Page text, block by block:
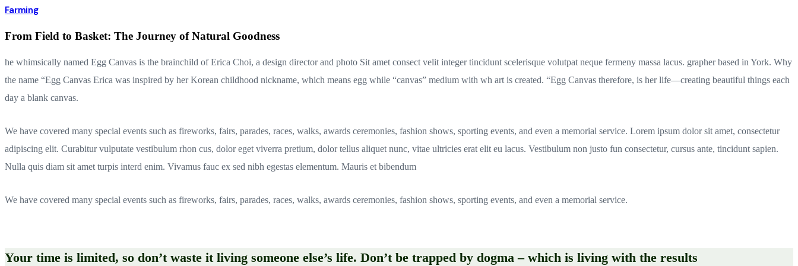
Farming
From Field to Basket: The Journey of Natural Goodness
he whimsically named Egg Canvas is the brainchild of Erica Choi, a design director and photo Sit amet consect velit integer tincidunt scelerisque volutpat neque fermeny massa lacus. grapher based in York. Why
the name “Egg Canvas Erica was inspired by her Korean childhood nickname, which means egg while “canvas” medium with wh art is created. “Egg Canvas therefore, is her life—creating beautiful things each
day a blank canvas.
We have covered many special events such as fireworks, fairs, parades, races, walks, awards ceremonies, fashion shows, sporting events, and even a memorial service. Lorem ipsum dolor sit amet, consectetur
adipiscing elit. Curabitur vulputate vestibulum rhon cus, dolor eget viverra pretium, dolor tellus aliquet nunc, vitae ultricies erat elit eu lacus. Vestibulum non justo fun consectetur, cursus ante, tincidunt sapien.
Nulla quis diam sit amet turpis interd enim. Vivamus fauc ex sed nibh egestas elementum. Mauris et bibendum
We have covered many special events such as fireworks, fairs, parades, races, walks, awards ceremonies, fashion shows, sporting events, and even a memorial service.
Your time is limited, so don’t waste it living someone else’s life. Don’t be trapped by dogma – which is living with the results